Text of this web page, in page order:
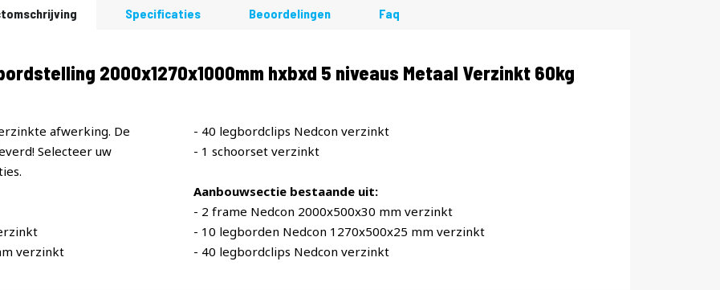
2000x1270x1000mm hxbxd 5 niveaus Metaal Verzinkt 60kg
afwerking. De
Selecteer uw
verzinkt
- 40 legbordclips Nedcon verzinkt
- 1 schoorset verzinkt
Aanbouwsectie bestaande uit:
- 2 frame Nedcon 2000x500x30 mm verzinkt
- 10 legborden Nedcon 1270x500x25 mm verzinkt
- 40 legbordclips Nedcon verzinkt
Specificaties Beoordelingen Faq